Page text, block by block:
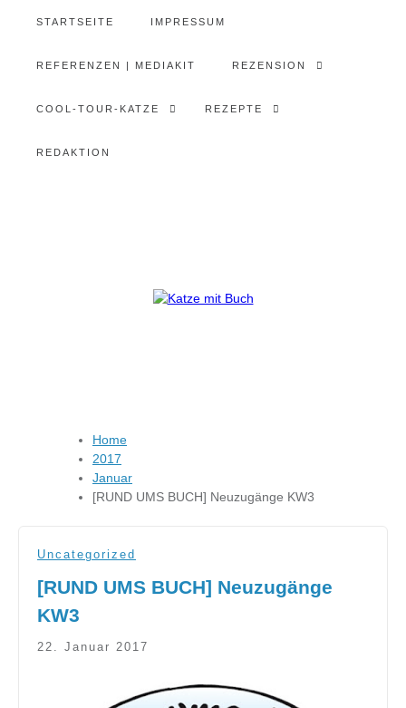
STARTSEITE IMPRESSUM
REFERENZEN | MEDIAKIT REZENSION
COOL-TOUR-KATZE REZEPTE
REDAKTION
Home
2017
Januar
[RUND UMS BUCH] Neuzugänge KW3
Uncategorized
[RUND UMS BUCH] Neuzugänge
KW3
22. Januar 2017